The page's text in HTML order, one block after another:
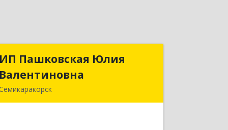
ИП Пашковская Юлия
Валентиновна
ИП Пашковская Юлия
Валентиновна